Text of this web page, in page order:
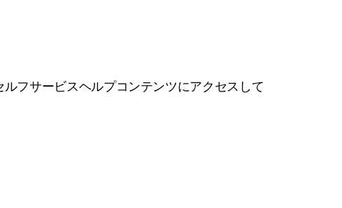
フサービスヘルプコンテンツにアクセスして